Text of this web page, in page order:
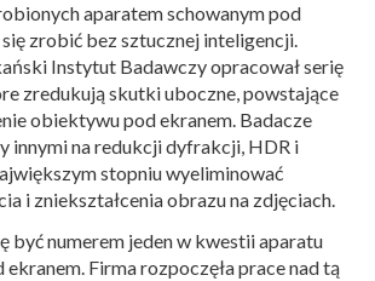
aparatem schowanym pod
zrobić bez sztucznej inteligencji.
Instytut Badawczy opracował serię
zredukują skutki uboczne, powstające
obiektywu pod ekranem. Badacze
innymi na redukcji dyfrakcji, HDR i
stopniu wyeliminować
i zniekształcenia obrazu na zdjęciach.
być numerem jeden w kwestii aparatu
ekranem. Firma rozpoczęła prace nad tą